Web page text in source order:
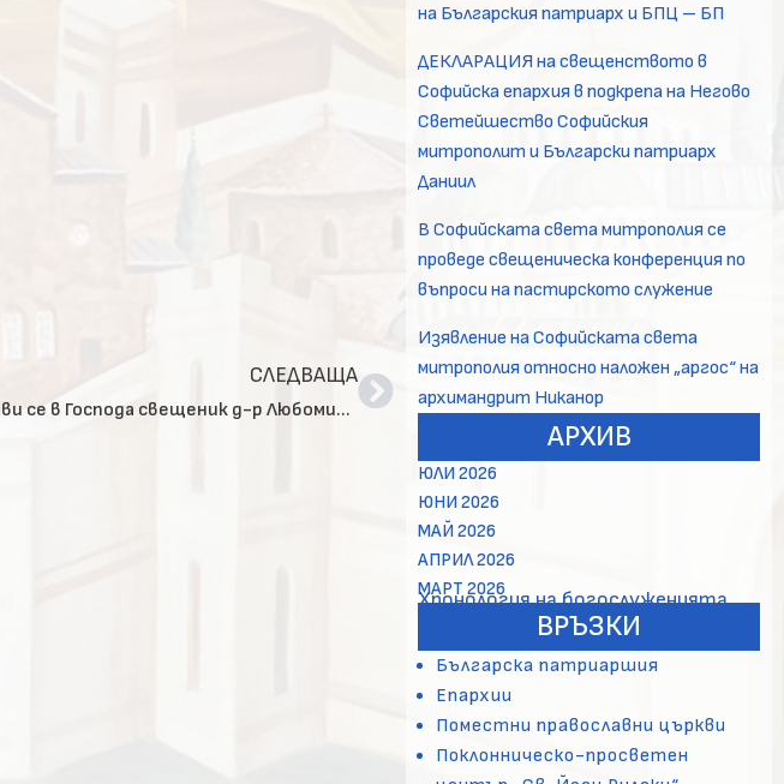
СЛЕДВАЩА
СКРЪБНА ВЕСТ: Престави се в Господа свещеник д-р Любомир Милчев Милчев
на Българския патриарх и БПЦ – БП
ДЕКЛАРАЦИЯ на свещенството в
Софийска епархия в подкрепа на Негово
Светейшество Софийския
митрополит и Български патриарх
Даниил
В Софийската света митрополия се
проведе свещеническа конференция по
въпроси на пастирското служение
Изявление на Софийската света
митрополия относно наложен „аргос“ на
архимандрит Никанор
АРХИВ
ЮЛИ 2026
ЮНИ 2026
МАЙ 2026
АПРИЛ 2026
МАРТ 2026
Хронология на богослуженията
ВРЪЗКИ
Българска патриаршия
Епархии
Поместни православни църкви
Поклонническо-просветен